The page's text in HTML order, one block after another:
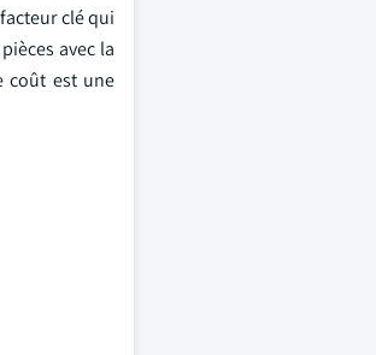
clé qui
avec la
coût est une